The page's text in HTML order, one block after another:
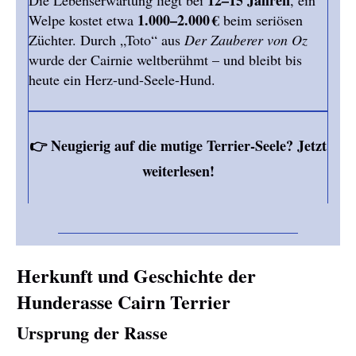
Welpe kostet etwa 1.000–2.000 € beim seriösen
Züchter. Durch „Toto“ aus Der Zauberer von Oz
wurde der Cairnie weltberühmt – und bleibt bis
heute ein Herz-und-Seele-Hund.
👉 Neugierig auf die mutige Terrier-Seele? Jetzt
weiterlesen!
Herkunft und Geschichte der
Hunderasse Cairn Terrier
Ursprung der Rasse